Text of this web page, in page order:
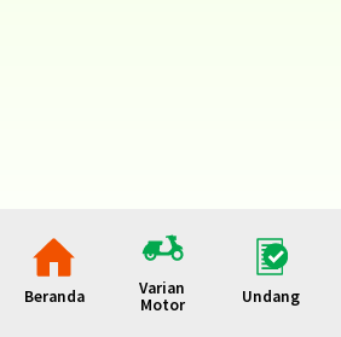
Beranda
Varian
Motor
Undang